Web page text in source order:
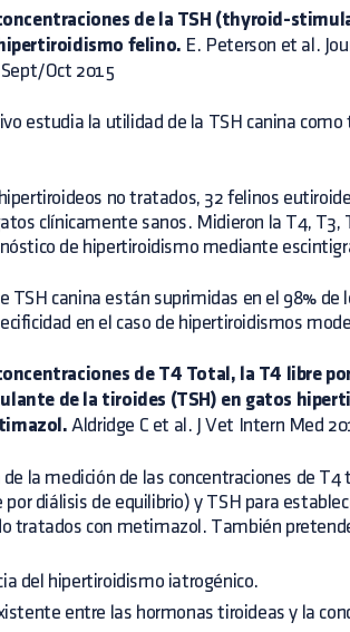
de la TSH (thyroid-
felino. E. Peterson et al.
Sept/Oct 2015
estudia la utilidad de la TSH canina como
no tratados, 32 felinos
clínicamente sanos. Midieron la T4, T3,
de hipertiroidismo mediante
TSH canina están suprimidas en el 98%
en el caso de hipertiroidismos
de T4 Total, la T4 libre
de la tiroides (TSH) en gatos
Aldridge C et al. J Vet Intern Med
de la medición de las concentraciones de
por diálisis de equilibrio) y TSH para
tratados con metimazol. También
del hipertiroidismo iatrogénico.
entre las hormonas tiroideas y la